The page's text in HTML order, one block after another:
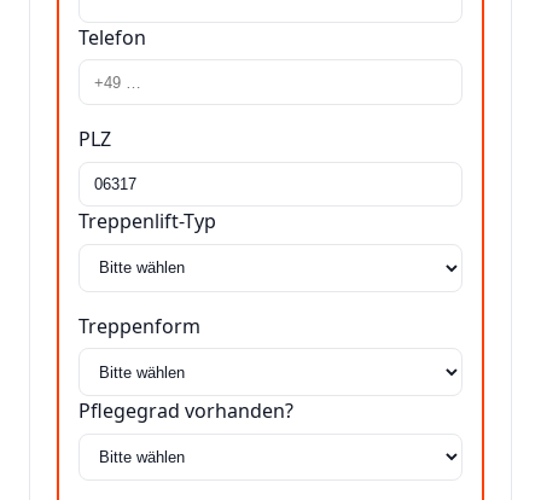
Telefon
PLZ
Treppenlift-Typ
Treppenform
Pflegegrad vorhanden?